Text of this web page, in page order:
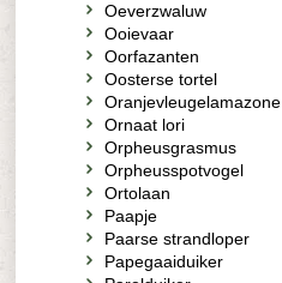
Oeverzwaluw
Ooievaar
Oorfazanten
Oosterse tortel
Oranjevleugelamazone
Ornaat lori
Orpheusgrasmus
Orpheusspotvogel
Ortolaan
Paapje
Paarse strandloper
Papegaaiduiker